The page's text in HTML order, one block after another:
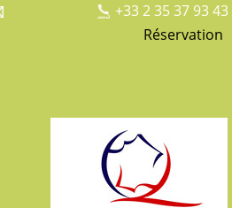
+33 2 35 37 93 43
Réservation